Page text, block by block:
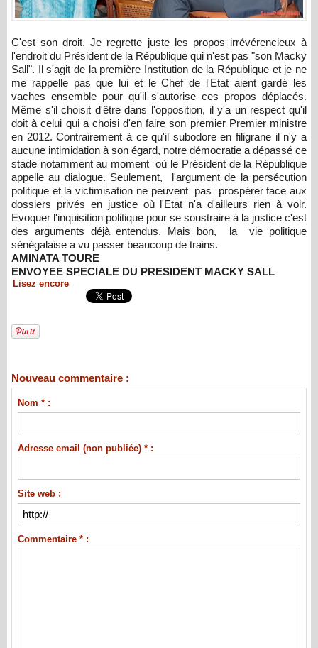
C'est son droit. Je regrette juste les propos irrévérencieux à
l'endroit du Président de la République qui n'est pas "son Macky
Sall". Il s'agit de la première Institution de la République et je ne
me rappelle pas que lui et le Chef de l'Etat aient gardé les
vaches ensemble pour qu'il s'autorise ces propos déplacés.
Même s'il choisit d'être dans l'opposition, il y'a un respect qu'il
doit à celui qui a choisi d'en faire son premier Premier ministre
en 2012. Contrairement à ce qu'il subodore en filigrane il n'y a
aucune intimidation à son égard, notre démocratie a dépassé ce
stade notamment au moment où le Président de la République
appelle au dialogue. Seulement, l'argument de la persécution
politique et la victimisation ne peuvent pas prospérer face aux
dossiers privés en justice où l'Etat n'a d'ailleurs rien à voir.
Evoquer l'inquisition politique pour se soustraire à la justice c'est
des arguments déjà entendus. Mais bon, la vie politique
sénégalaise a vu passer beaucoup de trains.
AMINATA TOURE
ENVOYEE SPECIALE DU PRESIDENT MACKY SALL
Lisez encore
Nouveau commentaire :
Nom * :
Adresse email (non publiée) * :
Site web :
Commentaire * :